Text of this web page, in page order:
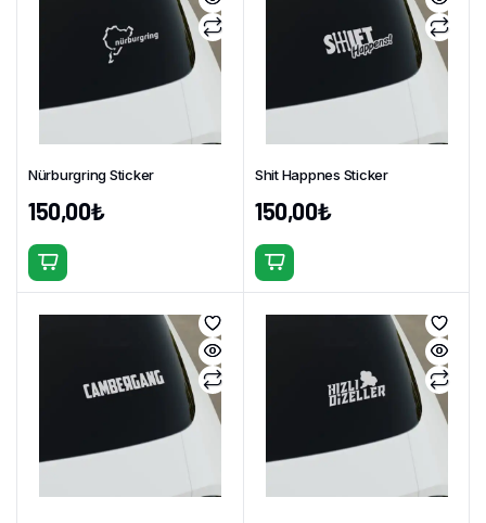
varyasyonu
ürün
ürün
Nürburgring Sticker
150,00₺
Bu
ürünün
varyasyonu
ürün
Shit Happnes Sticker
150,00₺
Bu
ürünün
varyasyonu
ürün